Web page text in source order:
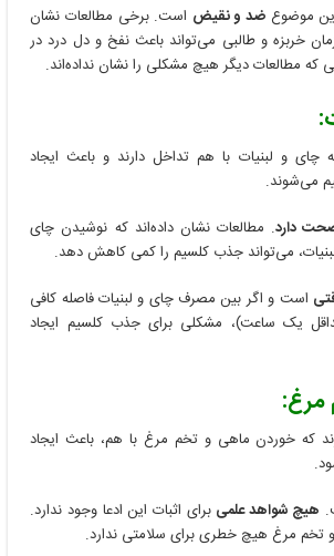
موضوع ضد و نقیض است. برخی مطالعات نشان
خربزه و طالبی می‌تواند باعث نفخ و دل درد در
که مطالعات دیگر هیچ مشکلی را نشان نداده‌اند.
چای و لبنیات با هم تداخل دارند و باعث ایجاد
می‌شوند.
دارد. مطالعات نشان داده‌اند که نوشیدن چای
می‌تواند جذب کلسیم را کمی کاهش دهد.
است و اگر بین مصرف چای و لبنیات فاصله کافی
یک ساعت)، مشکلی برای جذب کلسیم ایجاد
که خوردن ماهی و تخم مرغ با هم، باعث ایجاد
هیچ شواهد علمی برای اثبات این ادعا وجود ندارد.
مرغ هیچ خطری برای سلامتی ندارد.